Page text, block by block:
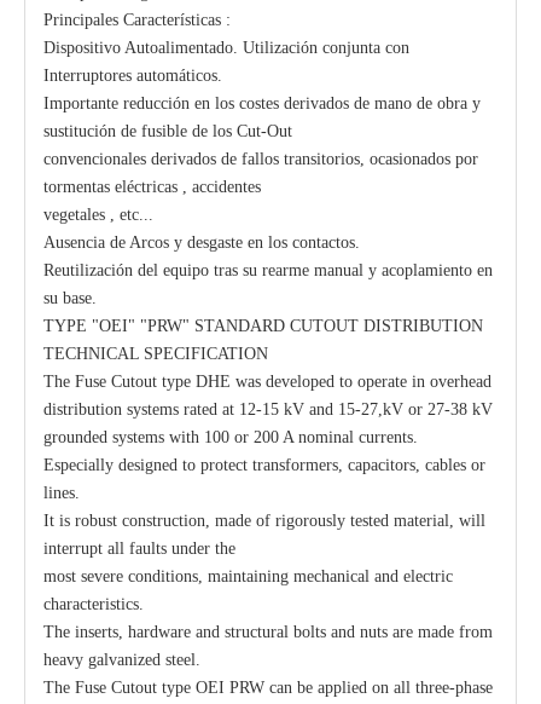
Principales Características :
Dispositivo Autoalimentado. Utilización conjunta con
Interruptores automáticos.
Importante reducción en los costes derivados de mano de obra y
sustitución de fusible de los Cut-Out
convencionales derivados de fallos transitorios, ocasionados por
tormentas eléctricas , accidentes
vegetales , etc...
Ausencia de Arcos y desgaste en los contactos.
Reutilización del equipo tras su rearme manual y acoplamiento en
su base.
TYPE "OEI" "PRW" STANDARD CUTOUT DISTRIBUTION
TECHNICAL SPECIFICATION
The Fuse Cutout type DHE was developed to operate in overhead
distribution systems rated at 12-15 kV and 15-27,kV or 27-38 kV
grounded systems with 100 or 200 A nominal currents.
Especially designed to protect transformers, capacitors, cables or
lines.
It is robust construction, made of rigorously tested material, will
interrupt all faults under the
most severe conditions, maintaining mechanical and electric
characteristics.
The inserts, hardware and structural bolts and nuts are made from
heavy galvanized steel.
The Fuse Cutout type OEI PRW can be applied on all three-phase